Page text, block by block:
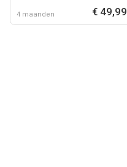
4 maanden € 49,99